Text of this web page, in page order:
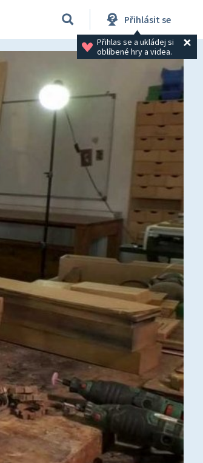
Přihlásit se
Přihlas se a ukládej si
oblíbené hry a videa.